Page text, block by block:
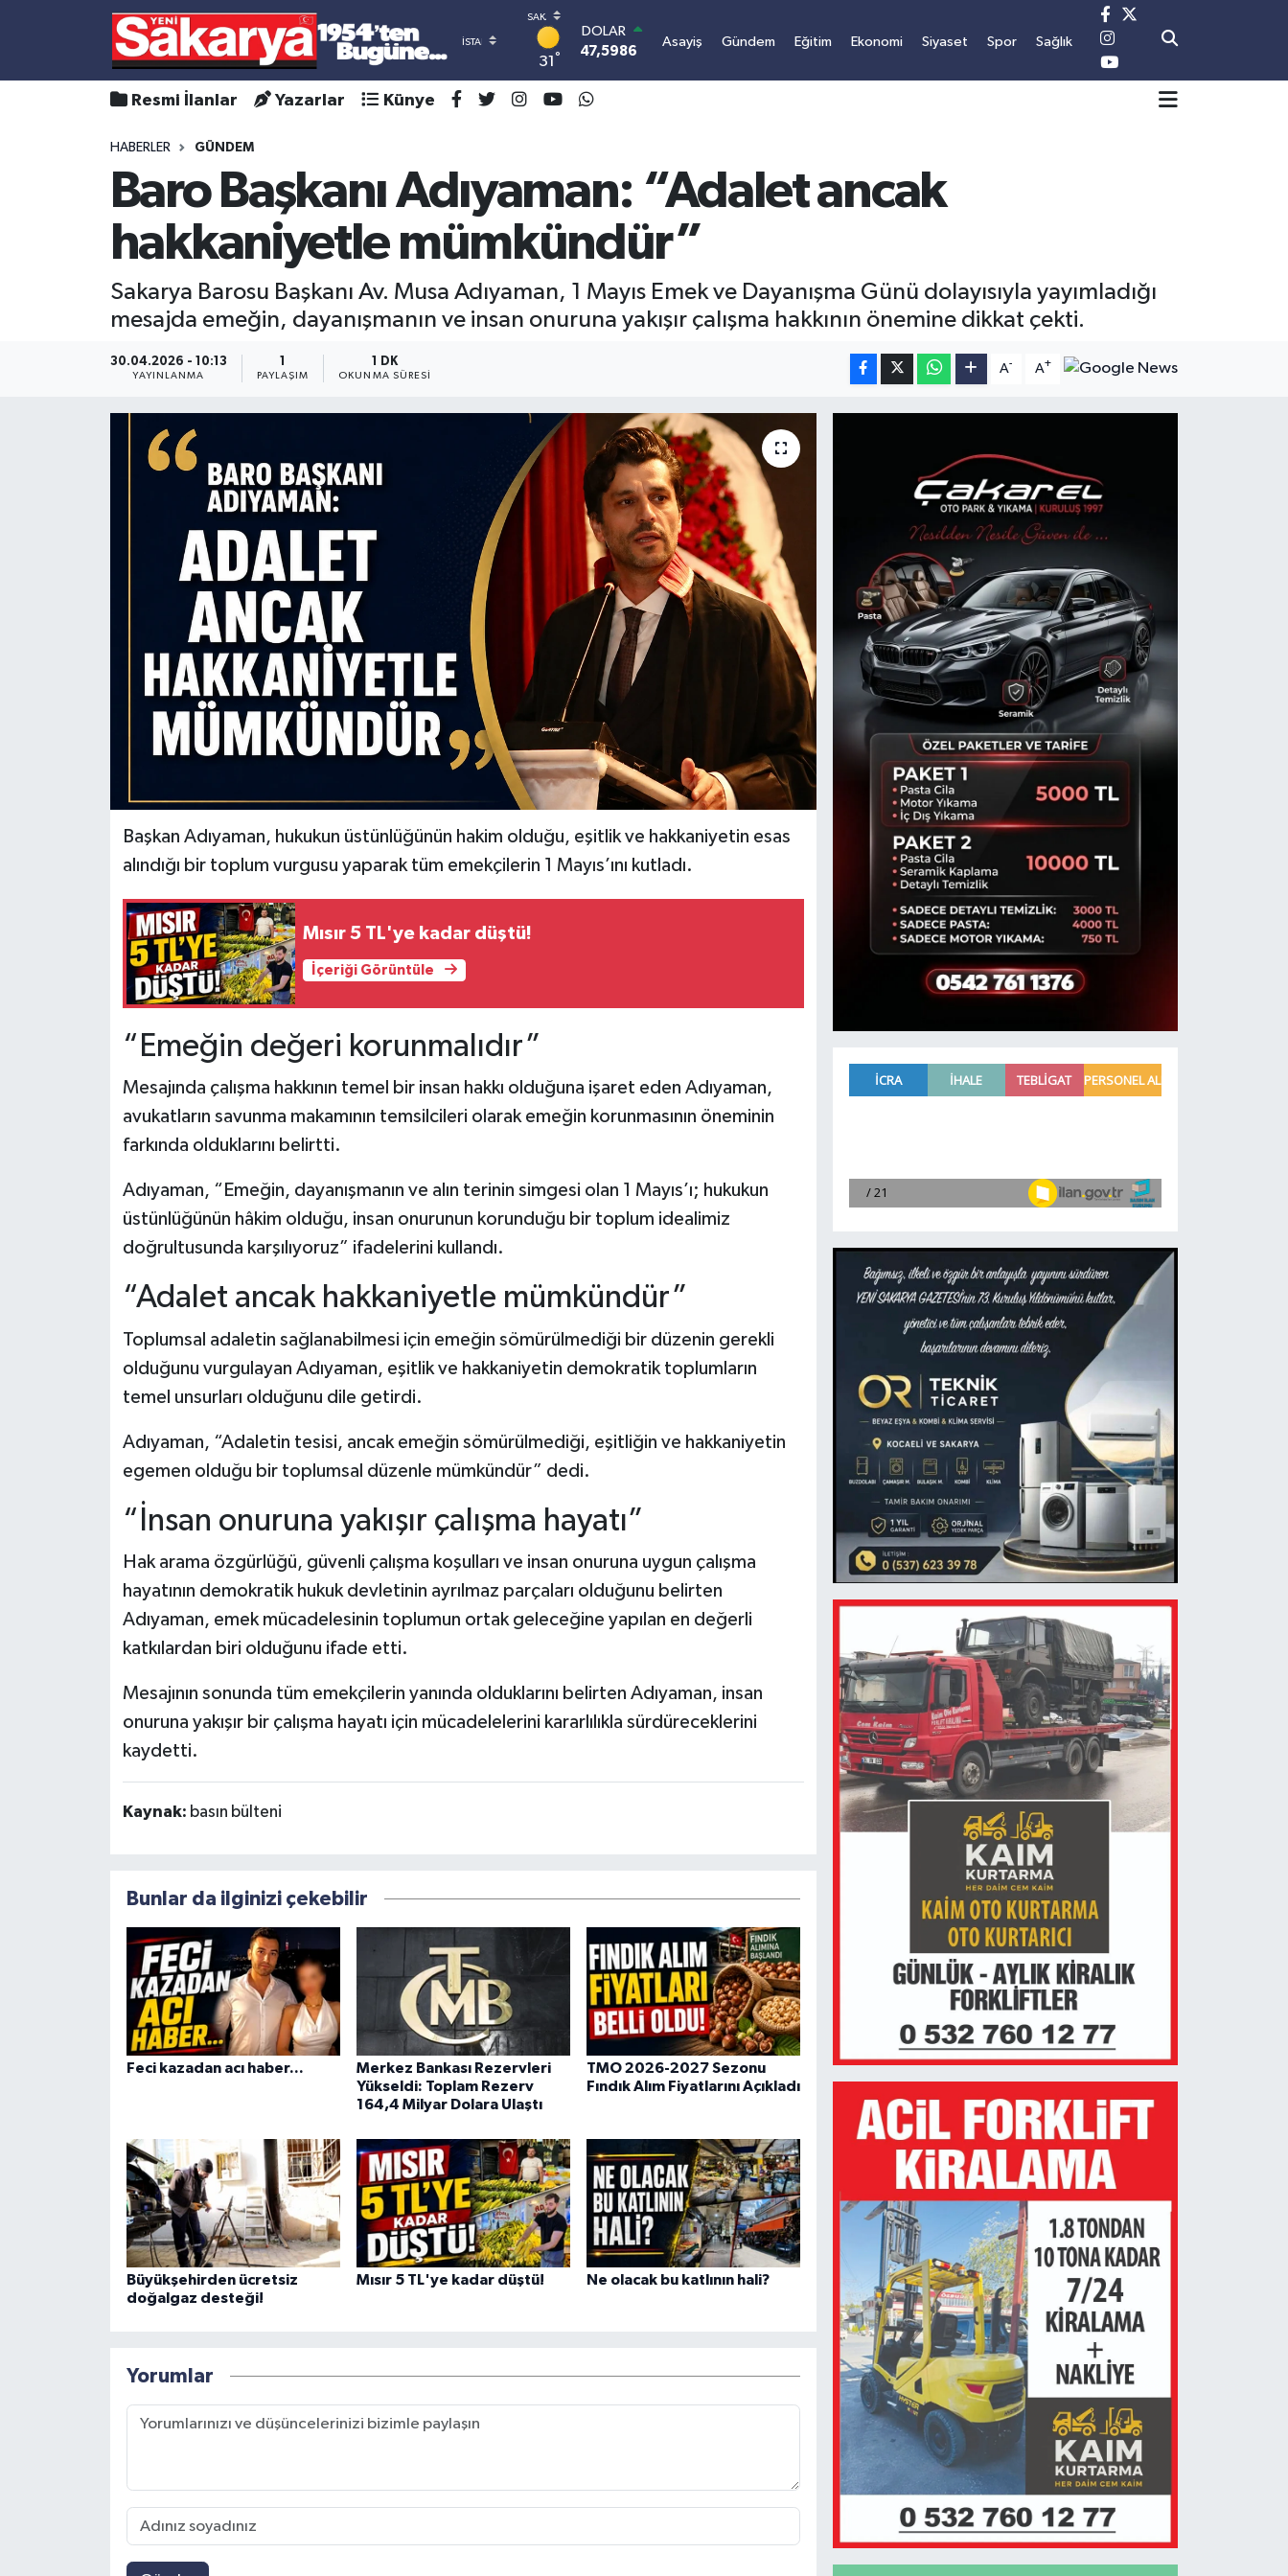
31 °
DOLAR
47,5986
55,0700
0.32
BİST100
13.768
BITCOIN
3.074.967,16
Asayiş Gündem Eğitim Ekonomi Siyaset Spor Sağlık
Resmi İlanlar Yazarlar Künye
HABERLER GÜNDEM
Baro Başkanı Adıyaman: “Adalet ancak
hakkaniyetle mümkündür”
Sakarya Barosu Başkanı Av. Musa Adıyaman, 1 Mayıs Emek ve Dayanışma Günü dolayısıyla yayımladığı
mesajda emeğin, dayanışmanın ve insan onuruna yakışır çalışma hakkının önemine dikkat çekti.
30.04.2026 - 10:13
YAYINLANMA PAYLAŞIM
1 DK
OKUNMA SÜRESI
A- A+
Başkan Adıyaman, hukukun üstünlüğünün hakim olduğu, eşitlik ve hakkaniyetin esas
alındığı bir toplum vurgusu yaparak tüm emekçilerin 1 Mayıs’ını kutladı.
Mısır 5 TL'ye kadar düştü!
İçeriği Görüntüle
“Emeğin değeri korunmalıdır”
Mesajında çalışma hakkının temel bir insan hakkı olduğuna işaret eden Adıyaman,
avukatların savunma makamının temsilcileri olarak emeğin korunmasının öneminin
farkında olduklarını belirtti.
Adıyaman, “Emeğin, dayanışmanın ve alın terinin simgesi olan 1 Mayıs’ı; hukukun
üstünlüğünün hâkim olduğu, insan onurunun korunduğu bir toplum idealimiz
doğrultusunda karşılıyoruz” ifadelerini kullandı.
“Adalet ancak hakkaniyetle mümkündür”
Toplumsal adaletin sağlanabilmesi için emeğin sömürülmediği bir düzenin gerekli
olduğunu vurgulayan Adıyaman, eşitlik ve hakkaniyetin demokratik toplumların
temel unsurları olduğunu dile getirdi.
Adıyaman, “Adaletin tesisi, ancak emeğin sömürülmediği, eşitliğin ve hakkaniyetin
egemen olduğu bir toplumsal düzenle mümkündür” dedi.
“İnsan onuruna yakışır çalışma hayatı”
Hak arama özgürlüğü, güvenli çalışma koşulları ve insan onuruna uygun çalışma
hayatının demokratik hukuk devletinin ayrılmaz parçaları olduğunu belirten
Adıyaman, emek mücadelesinin toplumun ortak geleceğine yapılan en değerli
katkılardan biri olduğunu ifade etti.
Mesajının sonunda tüm emekçilerin yanında olduklarını belirten Adıyaman, insan
onuruna yakışır bir çalışma hayatı için mücadelelerini kararlılıkla sürdüreceklerini
kaydetti.
Kaynak: basın bülteni
Bunlar da ilginizi çekebilir
Feci kazadan acı haber...
Merkez Bankası Rezervleri
Yükseldi: Toplam Rezerv
164,4 Milyar Dolara Ulaştı
TMO 2026-2027 Sezonu
Fındık Alım Fiyatlarını Açıkladı
Büyükşehirden ücretsiz
doğalgaz desteği!
Mısır 5 TL'ye kadar düştü! Ne olacak bu katlının hali?
Yorumlar